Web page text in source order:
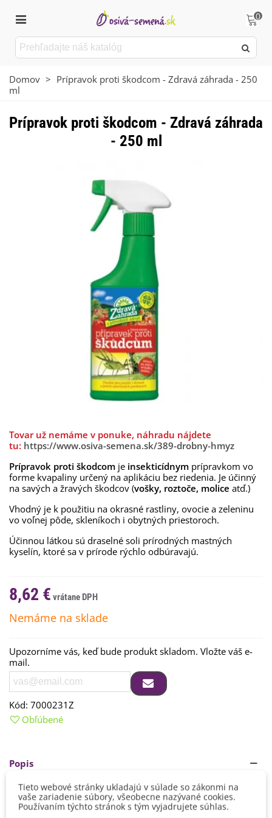
0
Domov > Prípravok proti škodcom - Zdravá záhrada - 250
ml
Prípravok proti škodcom - Zdravá záhrada
- 250 ml
Tovar už nemáme v ponuke, náhradu nájdete
tu: https://www.osiva-semena.sk/389-drobny-hmyz
Prípravok proti škodcom je insekticídnym prípravkom vo
forme kvapaliny určený na aplikáciu bez riedenia. Je účinný
na savých a žravých škodcov (vošky, roztoče, molice atď.)
Vhodný je k použitiu na okrasné rastliny, ovocie a zeleninu
vo voľnej pôde, skleníkoch i obytných priestoroch.
Účinnou látkou sú draselné soli prírodných mastných
kyselín, ktoré sa v prírode rýchlo odbúravajú.
8,62 €
Nemáme na sklade
Upozorníme vás, keď bude produkt skladom. Vložte váš e-
mail.
Kód: 7000231Z
Obľúbené
Popis
Postrek sa aplikuje na začiatku napadnutia. Účinkuje len na
tých škodcov, ktorí sú prípravkom zasiahnutí, preto je treba
rastliny roztokom dôkladne postriekať (až do stečenia) i na
Tieto webové stránky ukladajú v súlade so zákonmi na
vaše zariadenie súbory, všeobecne nazývané cookies.
Používaním týchto stránok s tým vyjadrujete súhlas.